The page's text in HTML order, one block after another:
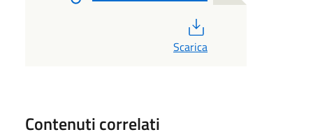
Scarica
Contenuti correlati